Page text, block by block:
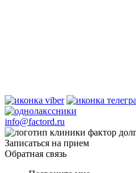
info@factord.ru
Записаться на прием
Обратная связь